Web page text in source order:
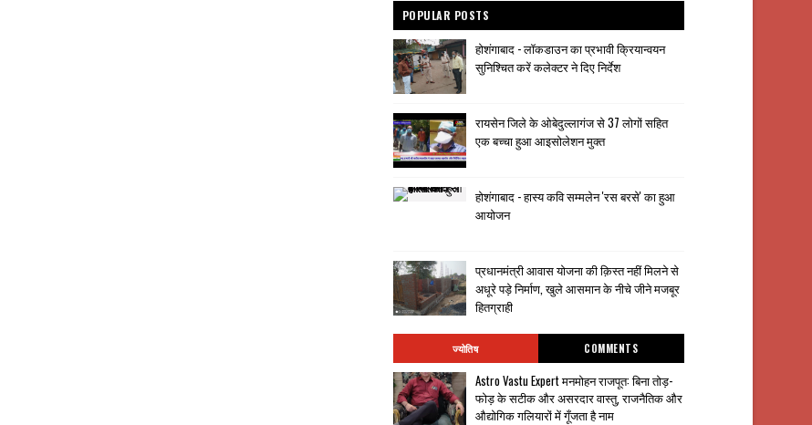
POPULAR POSTS
होशंगाबाद - लॉकडाउन का प्रभावी क्रियान्वयन
सुनिश्चित करें कलेक्टर ने दिए निर्देश
रायसेन जिले के ओबेदुल्लागंज से 37 लोगों सहित
एक बच्चा हुआ आइसोलेशन मुक्त
होशंगाबाद - हास्य कवि सम्मलेन 'रस बरसे' का हुआ
आयोजन
प्रधानमंत्री आवास योजना की क़िस्त नहीं मिलने से
अधूरे पड़े निर्माण, खुले आसमान के नीचे जीने मजबूर
हितग्राही
ज्योतिष COMMENTS
Astro Vastu Expert मनमोहन राजपूत: बिना तोड़-
फोड़ के सटीक और असरदार वास्तु, राजनैतिक और
औद्योगिक गलियारों में गूँजता है नाम